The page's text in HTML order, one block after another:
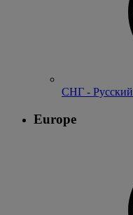
СНГ - Русский
Europe